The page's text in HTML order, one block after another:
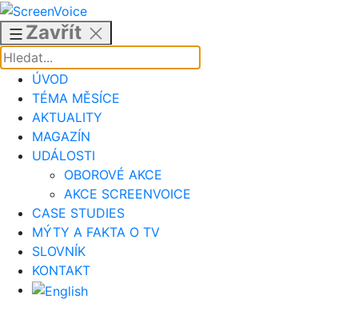
Přejít
obsahu
Zavřít
ÚVOD
TÉMA MĚSÍCE
AKTUALITY
MAGAZÍN
UDÁLOSTI
OBOROVÉ AKCE
AKCE SCREENVOICE
CASE STUDIES
MÝTY A FAKTA O TV
SLOVNÍK
KONTAKT